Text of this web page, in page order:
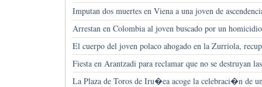
Imputan dos muertes en Viena a una joven de
Arrestan en Colombia al joven buscado por un
El cuerpo del joven polaco ahogado en la Zurriola,
Fiesta en Arantzadi para reclamar que no se destruyan
La Plaza de Toros de Iru�ea acoge la celebraci�n de